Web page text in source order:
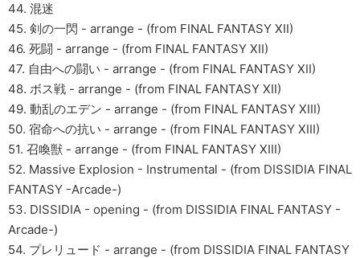
44. 混迷
45. 剣の一閃 - arrange - (from FINAL FANTASY XII)
46. 死闘 - arrange - (from FINAL FANTASY XII)
47. 自由への闘い - arrange - (from FINAL FANTASY XII)
48. ボス戦 - arrange - (from FINAL FANTASY XII)
49. 動乱のエデン - arrange - (from FINAL FANTASY XIII)
50. 宿命への抗い - arrange - (from FINAL FANTASY XIII)
51. 召喚獣 - arrange - (from FINAL FANTASY XIII)
52. Massive Explosion - Instrumental - (from DISSIDIA FINAL
FANTASY -Arcade-)
53. DISSIDIA - opening - (from DISSIDIA FINAL FANTASY -
Arcade-)
54. プレリュード - arrange - (from DISSIDIA FINAL FANTASY